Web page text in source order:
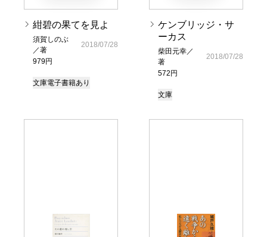
紺碧の果てを見よ
須賀しのぶ
／著
979円
2018/07/28
文庫電子書籍あり
ケンブリッジ・サ
ーカス
柴田元幸／
著
572円
2018/07/28
文庫